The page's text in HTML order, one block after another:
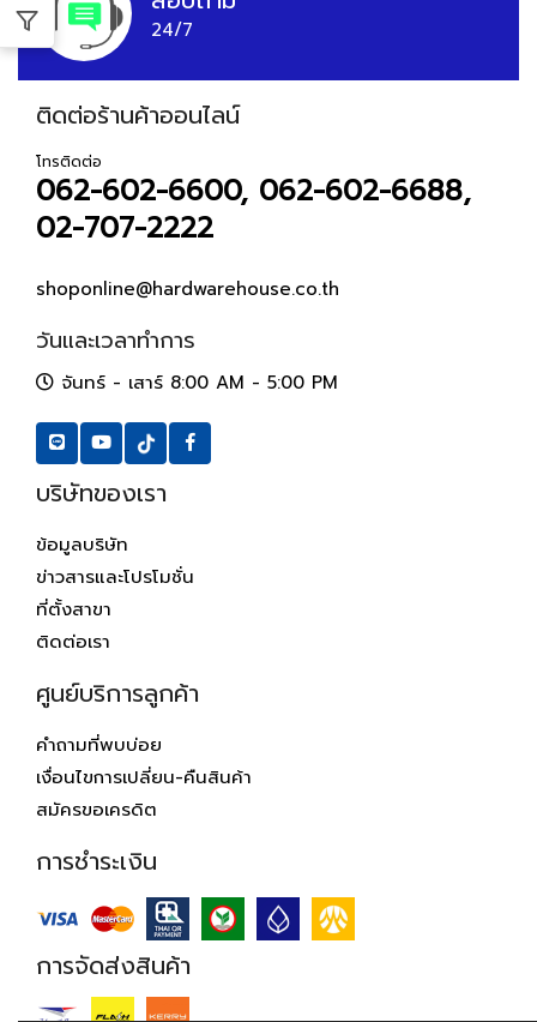
24/7
ติดต่อร้านค้าออนไลน์
โทรติดต่อ
062-602-6600, 062-602-6688,
02-707-2222
shoponline@hardwarehouse.co.th
วันและเวลาทำการ
จันทร์ - เสาร์ 8:00 AM - 5:00 PM
บริษัทของเรา
ข้อมูลบริษัท
ข่าวสารและโปรโมชั่น
ที่ตั้งสาขา
ติดต่อเรา
ศูนย์บริการลูกค้า
คำถามที่พบบ่อย
เงื่อนไขการเปลี่ยน-คืนสินค้า
สมัครขอเครดิต
การชำระเงิน
การจัดส่งสินค้า